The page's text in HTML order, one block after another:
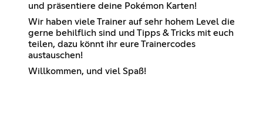
und präsentiere deine Pokémon Karten!
Wir haben viele Trainer auf sehr hohem Level die
gerne behilflich sind und Tipps & Tricks mit euch
teilen, dazu könnt ihr eure Trainercodes
austauschen!
Willkommen, und viel Spaß!